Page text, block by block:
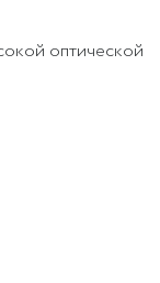
оптической